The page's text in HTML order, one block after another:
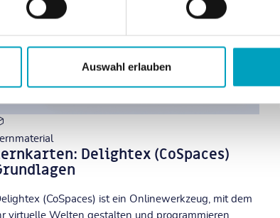
Auswahl erlauben
Delightex (CoSpaces)
(CoSpaces) ist ein Onlinewerkzeug, mit dem
virtuelle Welten gestalten und programmieren